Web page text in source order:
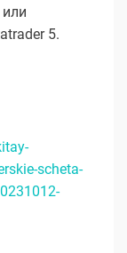
или
5.
scheta-